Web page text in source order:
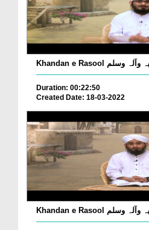
Duration: 00:22:50
Created Date: 18-03-2022